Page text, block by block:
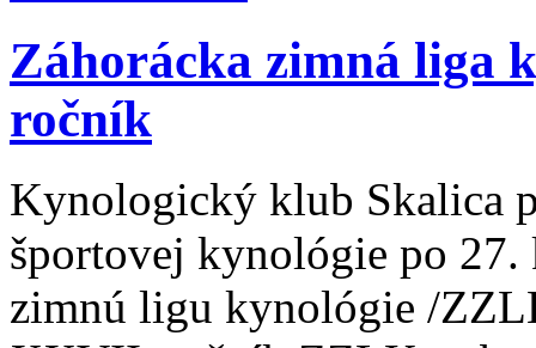
Záhorácka zimná liga
ročník
Kynologický klub Skalica
športovej kynológie po 27.
zimnú ligu kynológie /